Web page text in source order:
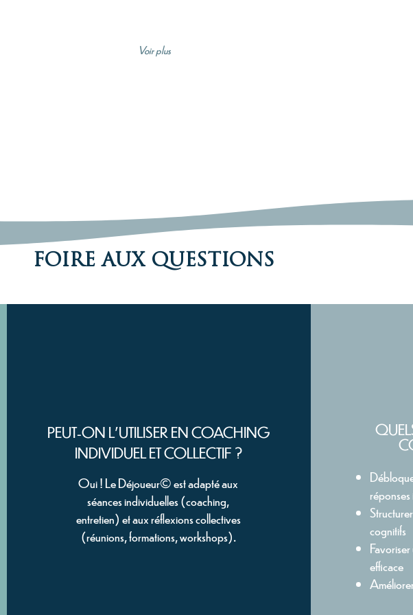
Voir plus
FOIRE AUX QUESTIONS
PEUT-ON L'UTILISER EN COACHING
INDIVIDUEL ET COLLECTIF ?
Oui ! Le Déjoueur© est adapté aux
séances individuelles (coaching,
entretien) et aux réflexions collectives
(réunions, formations, workshops).
cognitifs
efficace